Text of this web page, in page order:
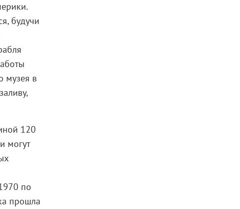
будучи
музея в
120
могут
по
прошла